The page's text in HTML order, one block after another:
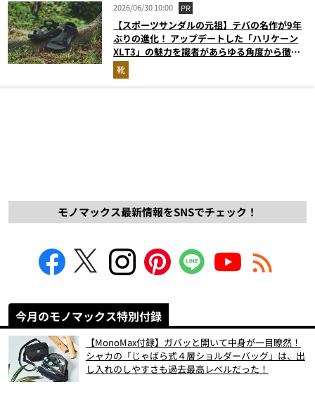
2026/06/30 10:00 PR
【スポーツサンダルの元祖】テバの名作が9年
ぶりの進化！ アップデートした「ハリケーン
XLT3」の魅力を識者があらゆる角度から徹底
解説！
靴
モノマックス最新情報をSNSでチェック！
今月のモノマックス特別付録
【MonoMax付録】ガバッと開いて中身が一目瞭然！
シャカの「じゃばら式４層ショルダーバッグ」は、出
し入れのしやすさも過去最高レベルだった！